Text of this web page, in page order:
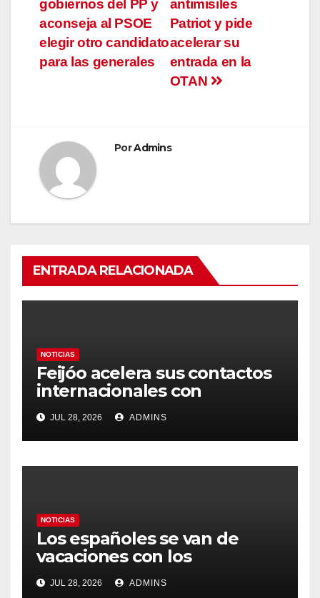
entradas
antimisiles
Patriot y pide
acelerar su
entrada en la
OTAN
gobiernos del PP y
aconseja al PSOE
elegir otro candidato
para las generales
PorAdmins
ENTRADA RELACIONADA
NOTICIAS
Feijóo acelera sus contactos
internacionales con
Latinoamérica como socio
prioritario en su agenda de
gobierno
JUL 28, 2026 ADMINS
NOTICIAS
Los españoles se van de
vacaciones con los
carburantes hasta un 21%
más caros que el año pasado
JUL 28, 2026 ADMINS